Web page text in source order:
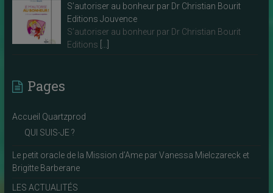
S’autoriser au bonheur par Dr Christian Bourit
Editions Jouvence
S’autoriser au bonheur par Dr Christian Bourit
Editions
Pages
Accueil Quartzprod
QUI SUIS-JE ?
Le petit oracle de la Mission d’Ame par Vanessa Mielczareck et
Brigitte Barberane
LES ACTUALITÉS